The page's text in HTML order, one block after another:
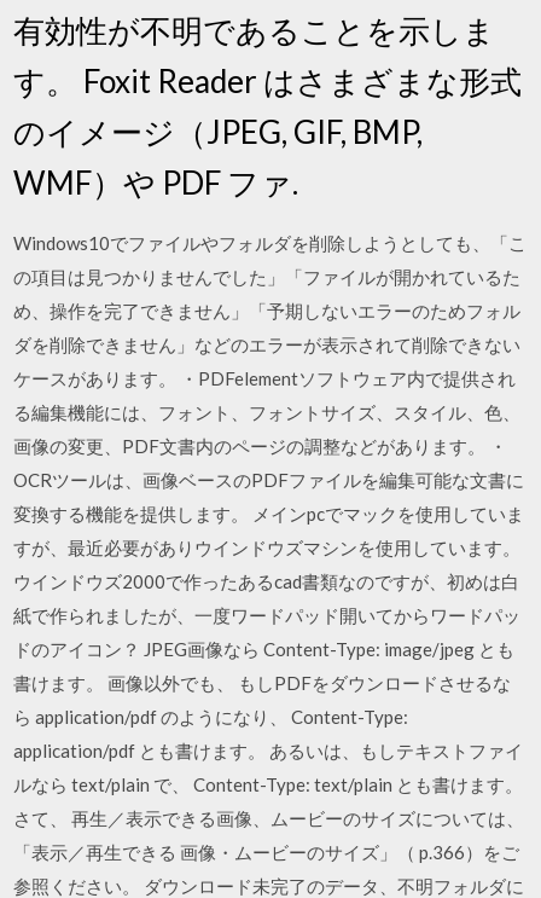
有効性が不明であることを示しま
す。 Foxit Reader はさまざまな形式
のイメージ（JPEG, GIF, BMP,
WMF）や PDF ファ.
Windows10でファイルやフォルダを削除しようとしても、「こ
の項目は見つかりませんでした」「ファイルが開かれているた
め、操作を完了できません」「予期しないエラーのためフォル
ダを削除できません」などのエラーが表示されて削除できない
ケースがあります。 ・PDFelementソフトウェア内で提供され
る編集機能には、フォント、フォントサイズ、スタイル、色、
画像の変更、PDF文書内のページの調整などがあります。 ・
OCRツールは、画像ベースのPDFファイルを編集可能な文書に
変換する機能を提供します。 メインpcでマックを使用していま
すが、最近必要がありウインドウズマシンを使用しています。
ウインドウズ2000で作ったあるcad書類なのですが、初めは白
紙で作られましたが、一度ワードパッド開いてからワードパッ
ドのアイコン？ JPEG画像なら Content-Type: image/jpeg とも
書けます。 画像以外でも、 もしPDFをダウンロードさせるな
ら application/pdf のようになり、 Content-Type:
application/pdf とも書けます。 あるいは、もしテキストファイ
ルなら text/plain で、 Content-Type: text/plain とも書けます。
さて、 再生／表示できる画像、ムービーのサイズについては、
「表示／再生できる 画像・ムービーのサイズ」（ p.366）をご
参照ください。 ダウンロード未完了のデータ、不明フォルダに